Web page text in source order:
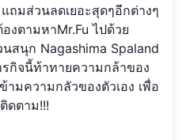
ถมส่วนลดเยอะสุดๆอีกต่างๆ
งตามหาMr.Fu ไปด้วย
สนุก Nagashima Spaland
กิจนี้ท้าทายความกล้าของ
มความกลัวของตัวเอง เพื่อ
ดตาม!!!